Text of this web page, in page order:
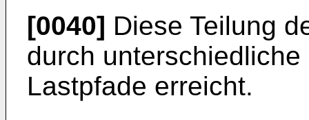
[0040] Diese Teilung
durch
Lastpfade erreicht.